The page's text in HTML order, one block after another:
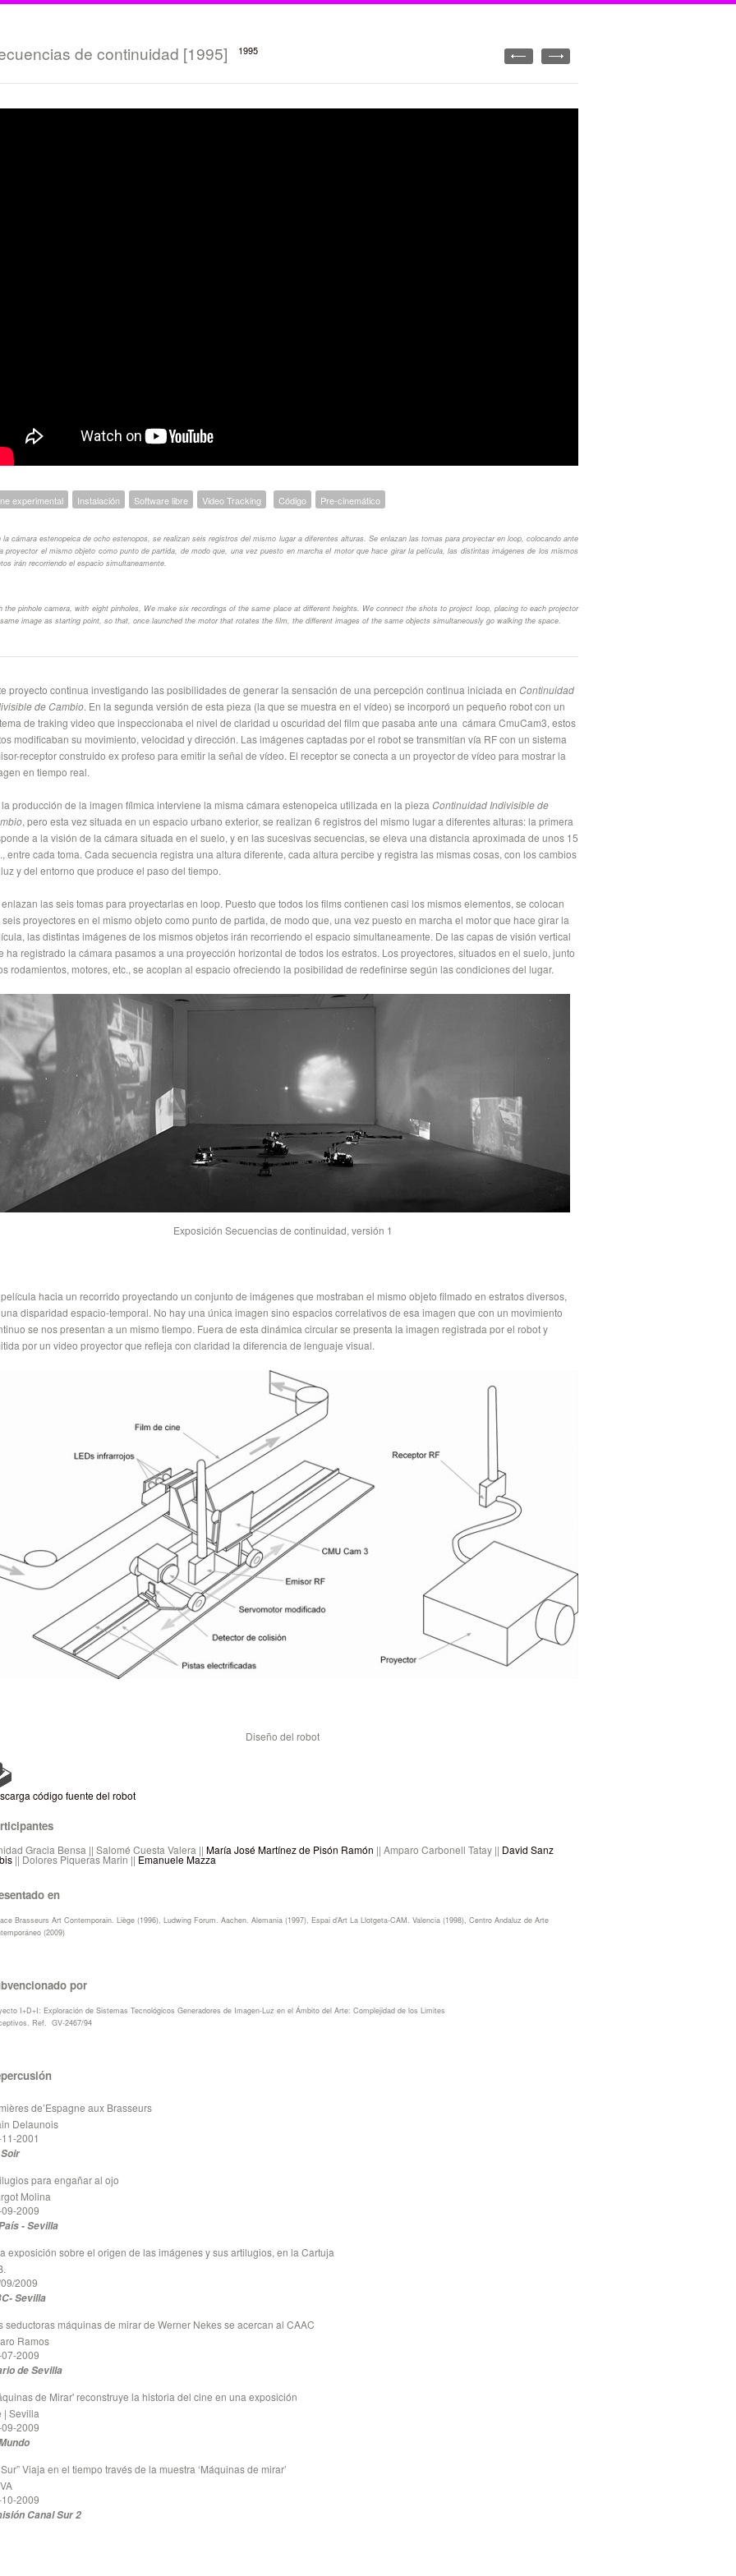
de continuidad [1995] 1995
experimental Instalación Software libre Video Tracking Código Pre-cinemático
la cámara estenopeica de ocho estenopos, se realizan seis registros del mismo lugar a diferentes alturas. Se enlazan las tomas para proyectar en loop, colocando ante
proyector el mismo objeto como punto de partida, de modo que, una vez puesto en marcha el motor que hace girar la película, las distintas imágenes de los mismos
irán recorriendo el espacio simultaneamente.
the pinhole camera, with eight pinholes, We make six recordings of the same place at different heights. We connect the shots to project loop, placing to each projector
image as starting point, so that, once launched the motor that rotates the film, the different images of the same objects simultaneously go walking the space.
proyecto continua investigando las posibilidades de generar la sensación de una percepción continua iniciada en Continuidad
de Cambio. En la segunda versión de esta pieza (la que se muestra en el vídeo) se incorporó un pequeño robot con un
de traking video que inspeccionaba el nivel de claridad u oscuridad del film que pasaba ante una cámara CmuCam3, estos
modificaban su movimiento, velocidad y dirección. Las imágenes captadas por el robot se transmitían vía RF con un sistema
receptor construido ex profeso para emitir la señal de vídeo. El receptor se conecta a un proyector de vídeo para mostrar la
en tiempo real.
la producción de la imagen fílmica interviene la misma cámara estenopeica utilizada en la pieza Continuidad Indivisible de
, pero esta vez situada en un espacio urbano exterior, se realizan 6 registros del mismo lugar a diferentes alturas: la primera
a la visión de la cámara situada en el suelo, y en las sucesivas secuencias, se eleva una distancia aproximada de unos 15
entre cada toma. Cada secuencia registra una altura diferente, cada altura percibe y registra las mismas cosas, con los cambios
y del entorno que produce el paso del tiempo.
las seis tomas para proyectarlas en loop. Puesto que todos los films contienen casi los mismos elementos, se colocan
seis proyectores en el mismo objeto como punto de partida, de modo que, una vez puesto en marcha el motor que hace girar la
las distintas imágenes de los mismos objetos irán recorriendo el espacio simultaneamente. De las capas de visión vertical
ha registrado la cámara pasamos a una proyección horizontal de todos los estratos. Los proyectores, situados en el suelo, junto
rodamientos, motores, etc., se acoplan al espacio ofreciendo la posibilidad de redefinirse según las condiciones del lugar.
Exposición Secuencias de continuidad, versión 1
hacia un recorrido proyectando un conjunto de imágenes que mostraban el mismo objeto filmado en estratos diversos,
disparidad espacio-temporal. No hay una única imagen sino espacios correlativos de esa imagen que con un movimiento
se nos presentan a un mismo tiempo. Fuera de esta dinámica circular se presenta la imagen registrada por el robot y
por un video proyector que refleja con claridad la diferencia de lenguaje visual.
Diseño del robot
código fuente del robot
Gracia Bensa || Salomé Cuesta Valera || María José Martínez de Pisón Ramón || Amparo Carbonell Tatay || David Sanz
|| Dolores Piqueras Marin || Emanuele Mazza
en
Brasseurs Art Contemporain. Liège (1996), Ludwing Forum. Aachen. Alemania (1997), Espai d’Art La Llotgeta-CAM. Valencia (1998), Centro Andaluz de Arte
(2009)
por
I+D+I: Exploración de Sistemas Tecnológicos Generadores de Imagen-Luz en el Ámbito del Arte: Complejidad de los Limites
Ref. GV-2467/94
de’Espagne aux Brasseurs
Delaunois
2001
para engañar al ojo
Molina
2009
- Sevilla
exposición sobre el origen de las imágenes y sus artilugios, en la Cartuja
2009
Sevilla
seductoras máquinas de mirar de Werner Nekes se acercan al CAAC
Ramos
2009
de Sevilla
de Mirar' reconstruye la historia del cine en una exposición
| Sevilla
2009
Sur” Viaja en el tiempo través de la muestra ‘Máquinas de mirar’
2009
Canal Sur 2